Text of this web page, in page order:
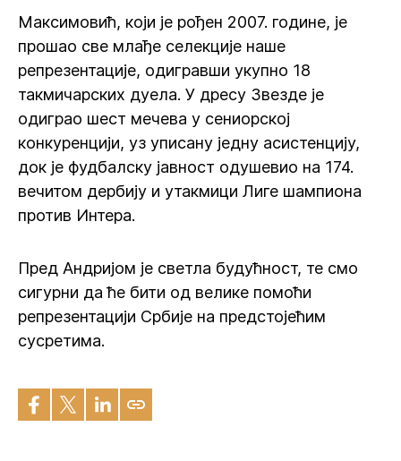
Максимовић, који је рођен 2007. године, је
прошао све млађе селекције наше
репрезентације, одигравши укупно 18
такмичарских дуела. У дресу Звезде је
одиграо шест мечева у сениорској
конкуренцији, уз уписану једну асистенцију,
док је фудбалску јавност одушевио на 174.
вечитом дербију и утакмици Лиге шампиона
против Интера.
Пред Андријом је светла будућност, те смо
сигурни да ће бити од велике помоћи
репрезентацији Србије на предстојећим
сусретима.